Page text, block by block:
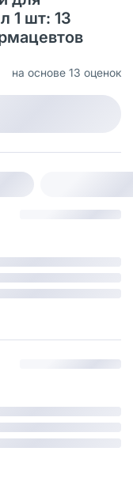
1 шт: 13
на основе 13 оценок